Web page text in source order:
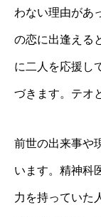
わない理由があ
の恋に出逢える
に二人を応援し
づきます。テオ
前世の出来事や
います。精神科
力を持っていた